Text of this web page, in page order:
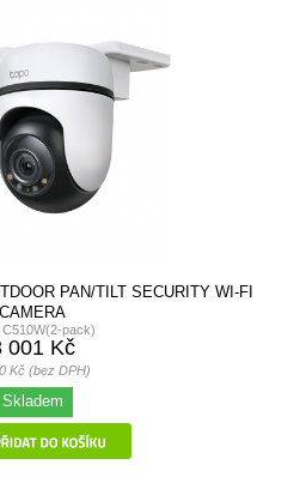
PAN/TILT SECURITY WI-FI
CAMERA
C510W(2-pack)
001 Kč
Kč (bez DPH)
Skladem